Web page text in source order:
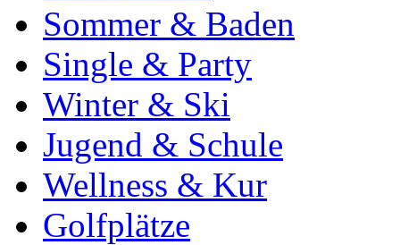
Sommer & Baden
Single & Party
Winter & Ski
Jugend & Schule
Wellness & Kur
Golfplätze